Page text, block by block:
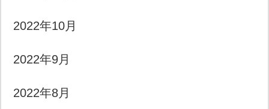
2022年10月
2022年9月
2022年8月